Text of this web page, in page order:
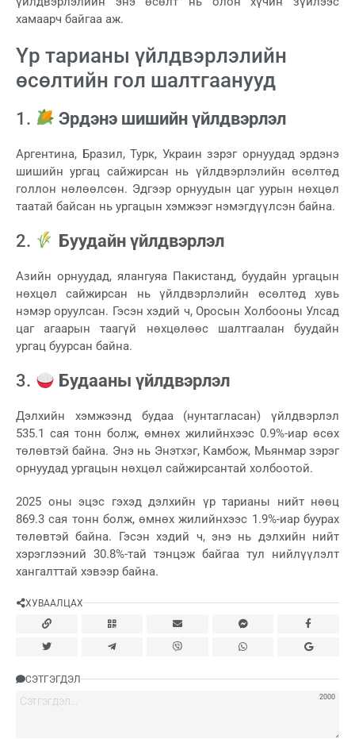
хамаарч байгаа аж.
Үр тарианы үйлдвэрлэлийн
өсөлтийн гол шалтгаанууд
1. Эрдэнэ шишийн үйлдвэрлэл
Аргентина, Бразил, Турк, Украин зэрэг орнуудад эрдэнэ
шишийн ургац сайжирсан нь үйлдвэрлэлийн өсөлтөд
голлон нөлөөлсөн. Эдгээр орнуудын цаг уурын нөхцөл
таатай байсан нь ургацын хэмжээг нэмэгдүүлсэн байна.
2. Буудайн үйлдвэрлэл
Азийн орнуудад, ялангуяа Пакистанд, буудайн ургацын
нөхцөл сайжирсан нь үйлдвэрлэлийн өсөлтөд хувь
нэмэр оруулсан. Гэсэн хэдий ч, Оросын Холбооны Улсад
цаг агаарын таагүй нөхцөлөөс шалтгаалан буудайн
ургац буурсан байна.
3. Будааны үйлдвэрлэл
Дэлхийн хэмжээнд будаа (нунтагласан) үйлдвэрлэл
535.1 сая тонн болж, өмнөх жилийнхээс 0.9%-иар өсөх
төлөвтэй байна. Энэ нь Энэтхэг, Камбож, Мьянмар зэрэг
орнуудад ургацын нөхцөл сайжирсантай холбоотой.
2025 оны эцэс гэхэд дэлхийн үр тарианы нийт нөөц
869.3 сая тонн болж, өмнөх жилийнхээс 1.9%-иар буурах
төлөвтэй байна. Гэсэн хэдий ч, энэ нь дэлхийн нийт
хэрэглээний 30.8%-тай тэнцэж байгаа тул нийлүүлэлт
хангалттай хэвээр байна.
ХУВААЛЦАХ
СЭТГЭГДЭЛ
2000